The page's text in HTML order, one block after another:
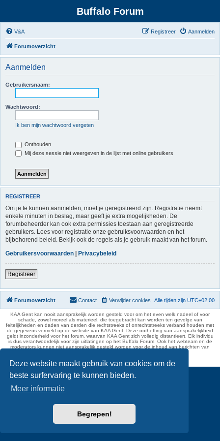
Deze website maakt gebruik van cookies om de
beste surfervaring te kunnen bieden.
Meer informatie
Begrepen!
Buffalo Forum
V&A Aanmelden
Registreer
Forumoverzicht
Aanmelden
Gebruikersnaam:
Wachtwoord:
Ik ben mijn wachtwoord vergeten
Onthouden
Mij deze sessie niet weergeven in de lijst met online gebruikers
REGISTREER
Om je te kunnen aanmelden, moet je geregistreerd zijn. Registratie neemt
enkele minuten in beslag, maar geeft je extra mogelijkheden. De
forumbeheerder kan ook extra permissies toestaan aan geregistreerde
gebruikers. Lees voor registratie onze gebruiksvoorwaarden en het
bijbehorend beleid. Bekijk ook de regels als je gebruik maakt van het forum.
Gebruikersvoorwaarden | Privacybeleid
Registreer
Forumoverzicht Alle tijden zijn UTC+02:00
Verwijder cookies
Contact
KAA Gent kan nooit aansprakelijk worden gesteld voor om het even welk nadeel of voor
schade, zowel moreel als materieel, die toegebracht kan worden ten gevolge van
feitelijkheden en daden van derden die rechtstreeks of onrechtstreeks verband houden met
de gegevens vermeld op de website van KAA Gent. Deze ontheffing van aansprakelijkheid
geldt inzonderheid voor het forum, waarvan KAA Gent zich volledig distantieert. Elk individu
is dus verantwoordelijk voor zijn uitlatingen op het Buffalo Forum. Ook het webteam en de
moderators kunnen niet aansprakelijk gesteld worden voor de inhoud van berichten van